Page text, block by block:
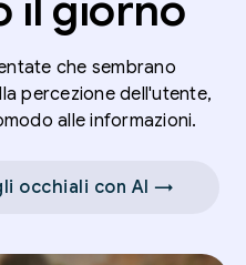
che sembrano
percezione dell'utente,
alle informazioni.
occhiali con AI →